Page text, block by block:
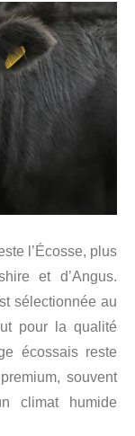
l’Écosse, plus
et d’Angus.
sélectionnée au
pour la qualité
écossais reste
souvent
climat humide